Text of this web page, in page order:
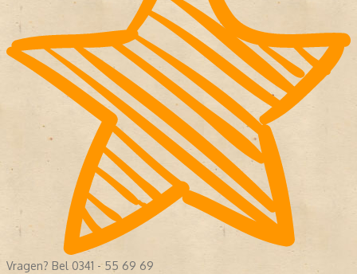
Vragen? Bel 0341 - 55 69 69